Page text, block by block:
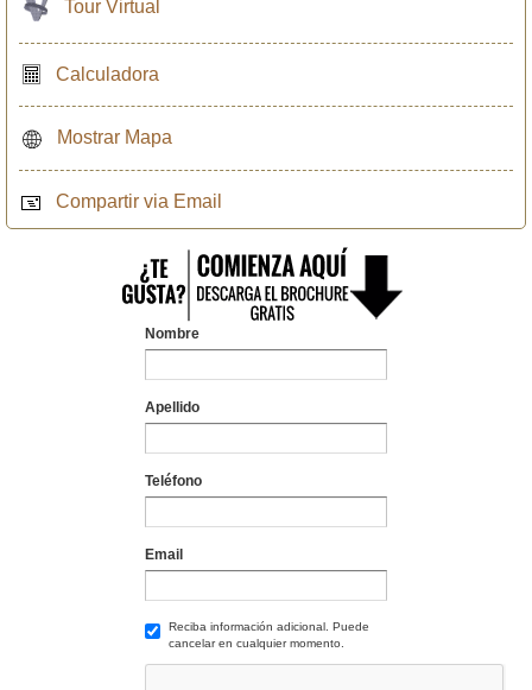
Tour Virtual
Calculadora
Mostrar Mapa
Compartir via Email
Nombre
Apellido
Teléfono
Email
Reciba información adicional. Puede
cancelar en cualquier momento.